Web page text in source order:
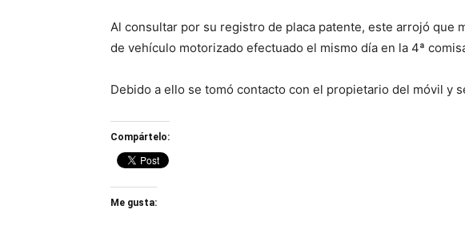
Al consultar por su registro de placa patente, este arrojó que
de vehículo motorizado efectuado el mismo día en la 4ª
Debido a ello se tomó contacto con el propietario del móvil y
Compártelo:
Me gusta: